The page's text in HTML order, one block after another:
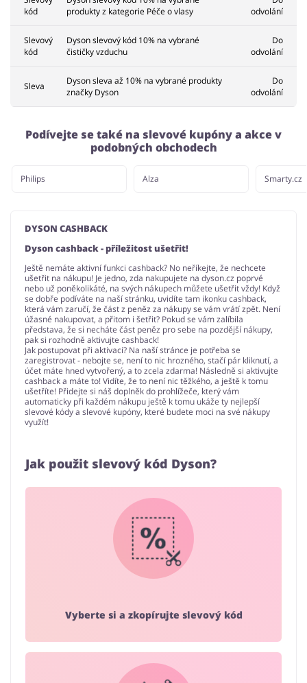
kód
produkty z kategorie Péče o vlasy
odvolání
Slevový
kód
Dyson slevový kód 10% na vybrané
čističky vzduchu
Do
odvolání
Sleva
Dyson sleva až 10% na vybrané produkty
značky Dyson
Do
odvolání
Podívejte se také na slevové kupóny a akce v
podobných obchodech
Philips Alza Smarty.cz
DYSON CASHBACK
Dyson cashback - příležitost ušetřit!
Ještě nemáte aktivní funkci cashback? No neříkejte, že nechcete
ušetřit na nákupu! Je jedno, zda nakupujete na dyson.cz poprvé
nebo už poněkolikáté, na svých nákupech můžete ušetřit vždy! Když
se dobře podíváte na naší stránku, uvidíte tam ikonku cashback,
která vám zaručí, že část z peněz za nákupy se vám vrátí zpět. Není
úžasné nakupovat, a přitom i šetřit? Pokud se vám zalíbila
představa, že si necháte část peněz pro sebe na pozdější nákupy,
pak si rozhodně aktivujte cashback!
Jak postupovat při aktivaci? Na naší stránce je potřeba se
zaregistrovat - nebojte se, není to nic hrozného, stačí pár kliknutí, a
účet máte hned vytvořený, a to zcela zdarma! Následně si aktivujte
cashback a máte to! Vidíte, že to není nic těžkého, a ještě k tomu
ušetříte! Přidejte si náš doplněk do prohlížeče, který vám
automaticky při každém nákupu ještě k tomu ukáže ty nejlepší
slevové kódy a slevové kupóny, které budete moci na své nákupy
využít!
Jak použit slevový kód Dyson?
Vyberte si a zkopírujte slevový kód